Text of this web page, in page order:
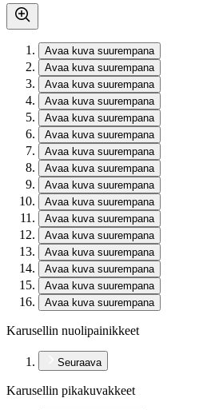
Avaa kuva suurempana
Avaa kuva suurempana
Avaa kuva suurempana
Avaa kuva suurempana
Avaa kuva suurempana
Avaa kuva suurempana
Avaa kuva suurempana
Avaa kuva suurempana
Avaa kuva suurempana
Avaa kuva suurempana
Avaa kuva suurempana
Avaa kuva suurempana
Avaa kuva suurempana
Avaa kuva suurempana
Avaa kuva suurempana
Avaa kuva suurempana
Karusellin nuolipainikkeet
Seuraava
Karusellin pikakuvakkeet